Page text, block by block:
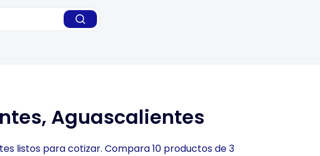
Aguascalientes
listos para cotizar. Compara 10 productos de 3